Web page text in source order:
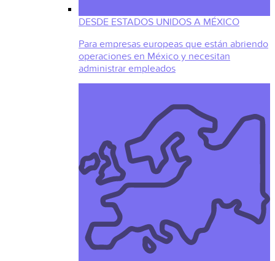
DESDE ESTADOS UNIDOS A MÉXICO
Para empresas europeas que están abriendo
operaciones en México y necesitan
administrar empleados